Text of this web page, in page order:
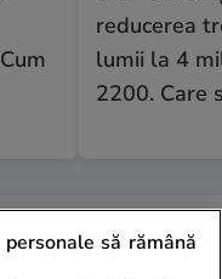
reducerea
lumii la 4
2200. Care
să rămână